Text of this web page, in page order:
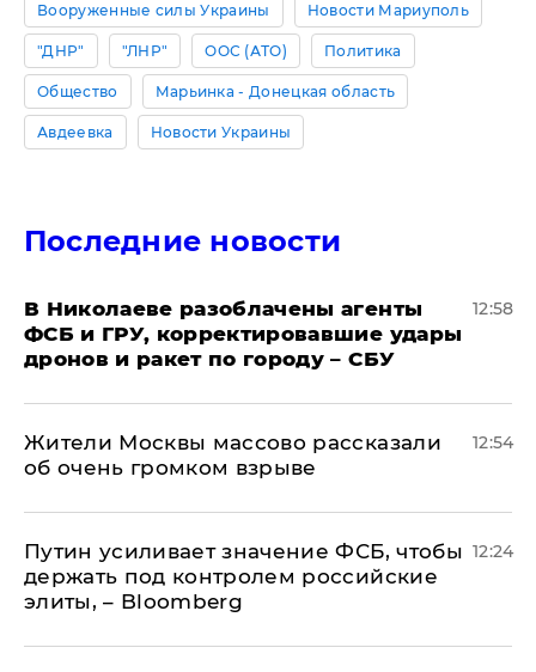
Вооруженные силы Украины Новости Мариуполь
"ДНР" "ЛНР" ООС (АТО) Политика
Общество Марьинка - Донецкая область
Авдеевка Новости Украины
Последние новости
В Николаеве разоблачены агенты
ФСБ и ГРУ, корректировавшие удары
дронов и ракет по городу – СБУ
12:58
Жители Москвы массово рассказали
об очень громком взрыве
12:54
Путин усиливает значение ФСБ, чтобы
держать под контролем российские
элиты, – Bloomberg
12:24